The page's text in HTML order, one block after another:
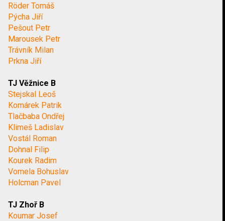
Röder Tomáš
Pýcha Jiří
Pešout Petr
Marousek Petr
Trávník Milan
Prkna Jiří
TJ Věžnice B
Stejskal Leoš
Komárek Patrik
Tlačbaba Ondřej
Klimeš Ladislav
Vostál Roman
Dohnal Filip
Kourek Radim
Vomela Bohuslav
Holcman Pavel
TJ Zhoř B
Koumar Josef